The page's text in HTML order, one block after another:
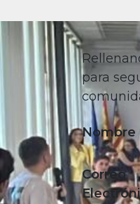
para
Nombre
Correo